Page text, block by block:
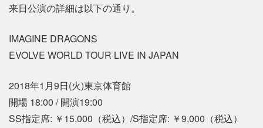
来日公演の詳細は以下の通り。
IMAGINE DRAGONS
EVOLVE WORLD TOUR LIVE IN JAPAN
2018年1月9日(火)東京体育館
開場 18:00 / 開演19:00
SS指定席: ￥15,000（税込）/S指定席: ￥9,000（税込）